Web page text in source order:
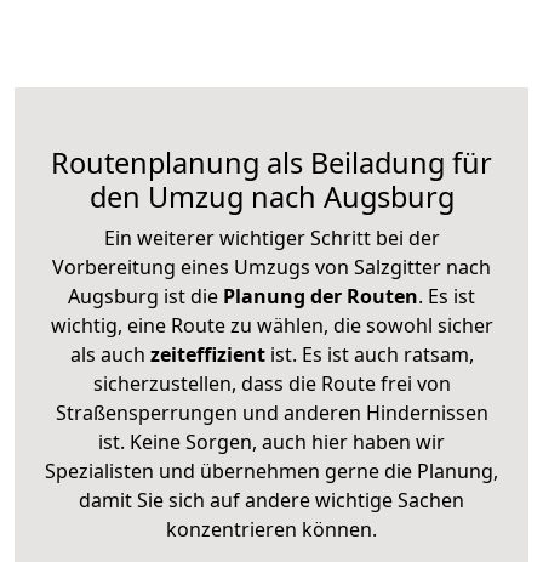
Routenplanung als Beiladung für
den Umzug nach Augsburg
Ein weiterer wichtiger Schritt bei der
Vorbereitung eines Umzugs von Salzgitter nach
Augsburg ist die Planung der Routen. Es ist
wichtig, eine Route zu wählen, die sowohl sicher
als auch zeiteffizientist. Es ist auch ratsam,
sicherzustellen, dass die Route frei von
Straßensperrungen und anderen Hindernissen
ist. Keine Sorgen, auch hier haben wir
Spezialisten und übernehmen gerne die Planung,
damit Sie sich auf andere wichtige Sachen
konzentrieren können.